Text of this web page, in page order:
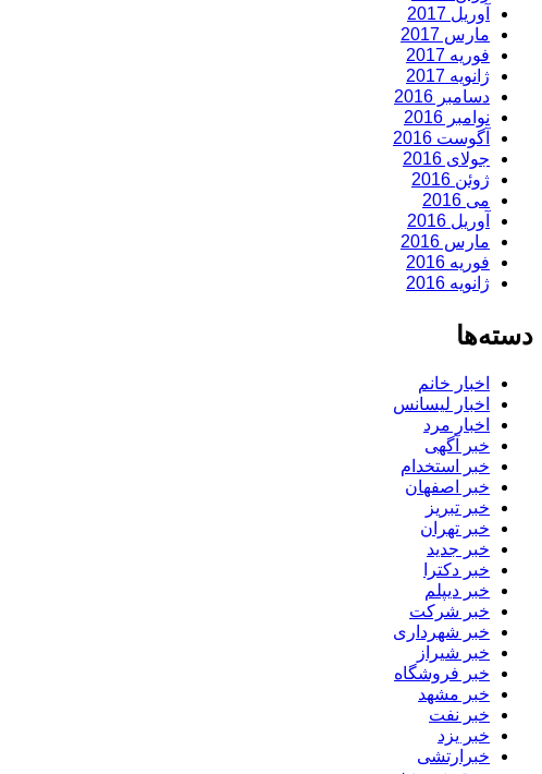
آوریل 2017
مارس 2017
فوریه 2017
ژانویه 2017
دسامبر 2016
نوامبر 2016
آگوست 2016
جولای 2016
ژوئن 2016
می 2016
آوریل 2016
مارس 2016
فوریه 2016
ژانویه 2016
دسته‌ها
اخبار خانم
اخبار لیسانس
اخبار مرد
خبر آگهی
خبر استخدام
خبر اصفهان
خبر تبریز
خبر تهران
خبر جدید
خبر دکترا
خبر دیپلم
خبر شرکت
خبر شهرداری
خبر شیراز
خبر فروشگاه
خبر مشهد
خبر نفت
خبر یزد
خبرارتشی